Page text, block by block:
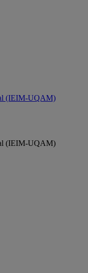
(IEIM-UQAM)
(IEIM-UQAM)